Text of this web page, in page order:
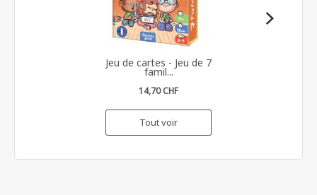
Jeu de cartes - Jeu de 7
famil...
14,70 CHF
Tout voir